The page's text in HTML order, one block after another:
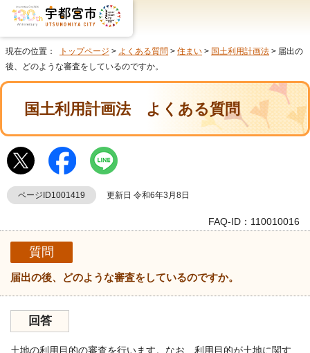
現在の位置： トップページ > よくある質問 > 住まい > 国土利用計画法 > 届出の
後、どのような審査をしているのですか。
国土利用計画法よくある質問
ページID1001419 更新日 令和6年3月8日
FAQ-ID：110010016
質問
届出の後、どのような審査をしているのですか。
回答
土地の利用目的の審査を行います。なお、利用目的が土地に関す